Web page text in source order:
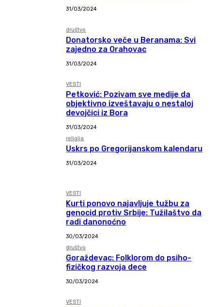
31/03/2024
društvo
Donatorsko veče u Beranama: Svi
zajedno za Orahovac
31/03/2024
VESTI
Petković: Pozivam sve medije da
objektivno izveštavaju o nestaloj
devojčici iz Bora
31/03/2024
religija
Uskrs po Gregorijanskom kalendaru
31/03/2024
VESTI
Kurti ponovo najavljuje tužbu za
genocid protiv Srbije: Tužilaštvo da
radi danonoćno
30/03/2024
društvo
Goraždevac: Folklorom do psiho-
fizičkog razvoja dece
30/03/2024
VESTI